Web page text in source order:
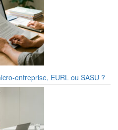
entreprise, EURL ou SASU ?